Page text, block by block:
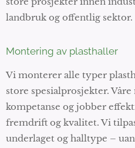
landbruk og offentlig sektor.
Montering av plasthaller
Vi monterer alle typer
store spesialprosjekter.
kompetanse og jobber
fremdrift og kvalitet. Vi
underlaget og halltype –